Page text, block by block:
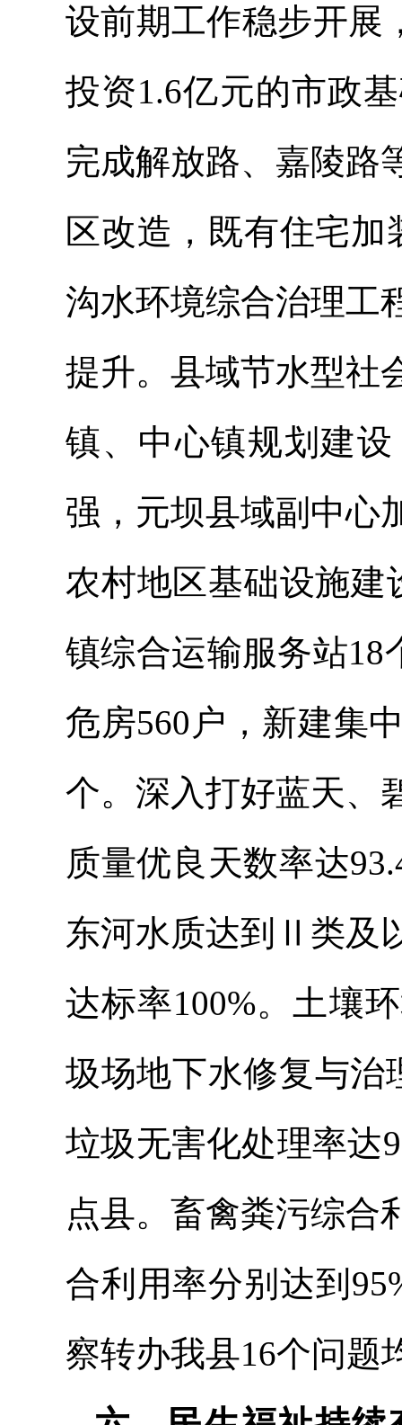
设前期工作稳步开展
投资1.6亿元的市政
完成解放路、嘉陵路
区改造，既有住宅
沟水环境综合治理工
提升。县域节水型社
镇、中心镇规划建
强，元坝县域副中心
农村地区基础设施建
镇综合运输服务站18
危房560户，新建集
个。深入打好蓝天、
质量优良天数率达
东河水质达到Ⅱ类及
达标率100%。土壤
圾场地下水修复与治
垃圾无害化处理率达
点县。畜禽粪污综合
合利用率分别达到
察转办我县16个问题